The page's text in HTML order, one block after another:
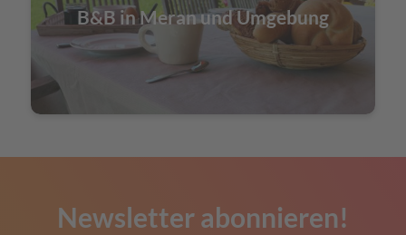
B&B in Meran und Umgebung
Newsletter abonnieren!